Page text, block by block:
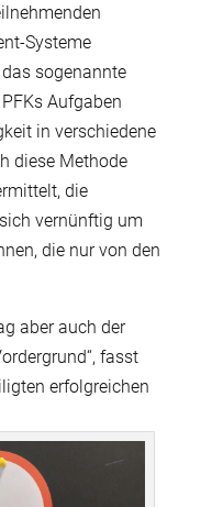
Systeme
sogenannte
Aufgaben
in verschiedene
diese Methode
die
vernünftig um
die nur von den
aber auch der
fasst
erfolgreichen